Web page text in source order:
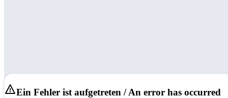
Ein Fehler ist aufgetreten / An error has occurred